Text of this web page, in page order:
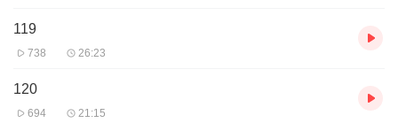
119
738 26:23
120
694 21:15